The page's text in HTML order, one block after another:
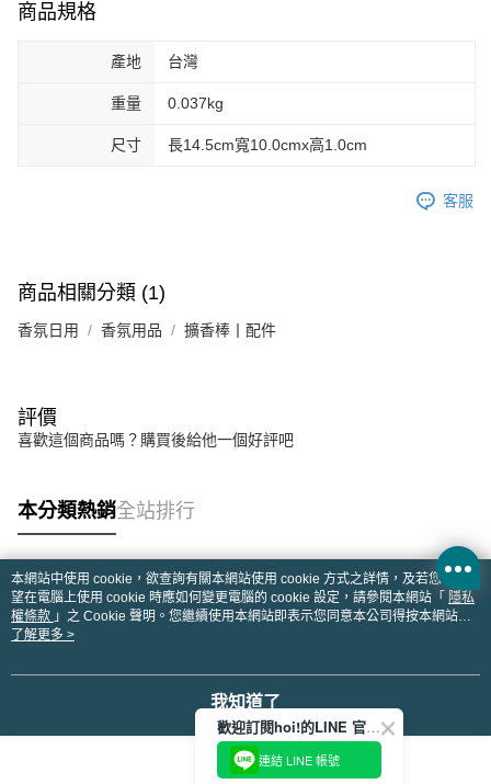
商品規格
產地 台灣
重量 0.037kg
尺寸 長14.5cm寬10.0cmx高1.0cm
客服
商品相關分類 (1)
香氛日用 香氛用品 擴香棒丨配件
評價
喜歡這個商品嗎？購買後給他一個好評吧
本分類熱銷全站排行
熱門標籤
本網站中使用 cookie，欲查詢有關本網站使用 cookie 方式之詳情，及若您不希
望在電腦上使用 cookie 時應如何變更電腦的 cookie 設定，請參閱本網站「 隱私
權條款 」之 Cookie 聲明。您繼續使用本網站即表示您同意本公司得按本網站使
用條款之 Cookie 聲明使用 cookie。
了解更多 >
我知道了
歡迎訂閱hoi!的LINE 官方帳號
連結 LINE 帳號